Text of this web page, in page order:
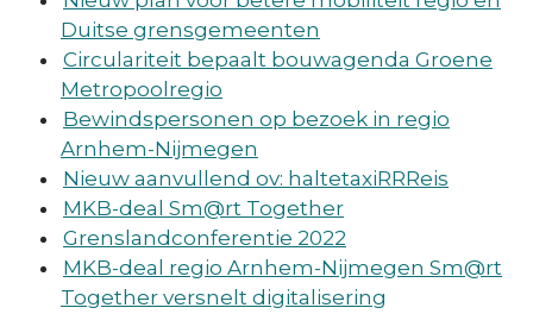
Duitse grensgemeenten
Circulariteit bepaalt bouwagenda Groene
Metropoolregio
Bewindspersonen op bezoek in regio
Arnhem-Nijmegen
Nieuw aanvullend ov: haltetaxiRRReis
MKB-deal Sm@rt Together
Grenslandconferentie 2022
MKB-deal regio Arnhem-Nijmegen Sm@rt
Together versnelt digitalisering